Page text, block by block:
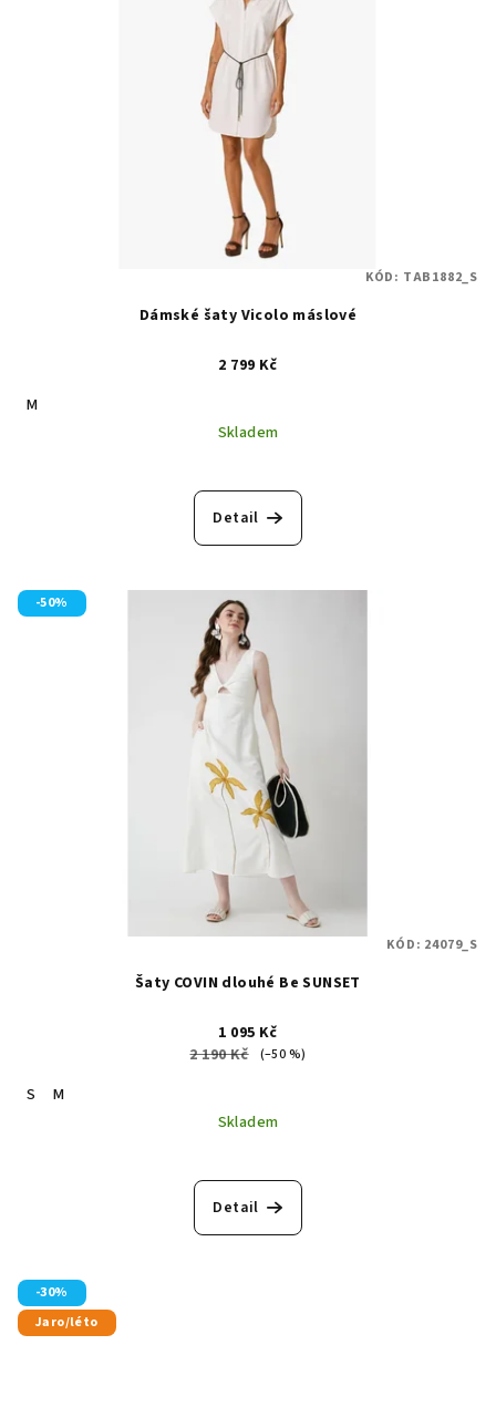
Dámské šaty Vicolo máslové
2 799 Kč
M
Skladem
Detail
KÓD: TAB1882_S
-50%
Šaty COVIN dlouhé Be SUNSET
1 095 Kč
2 190 Kč
(–50 %)
S
M
Skladem
Detail
KÓD: 24079_S
-30%
Jaro/léto